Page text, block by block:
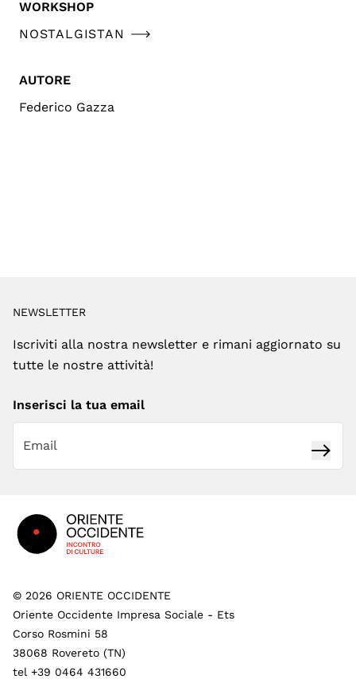
WORKSHOP
NOSTALGISTAN
AUTORE
Federico Gazza
NEWSLETTER
Iscriviti alla nostra newsletter e rimani aggiornato su
tutte le nostre attività!
Inserisci la tua email
© 2026 ORIENTE OCCIDENTE
Oriente Occidente Impresa Sociale - Ets
Corso Rosmini 58
38068 Rovereto (TN)
tel +39 0464 431660